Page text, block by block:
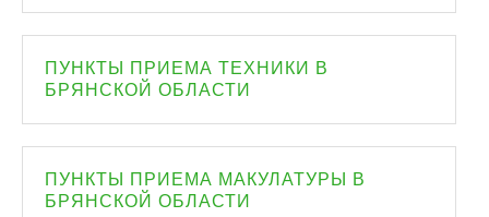
ПУНКТЫ ПРИЕМА ТЕХНИКИ В
БРЯНСКОЙ ОБЛАСТИ
ПУНКТЫ ПРИЕМА МАКУЛАТУРЫ В
БРЯНСКОЙ ОБЛАСТИ